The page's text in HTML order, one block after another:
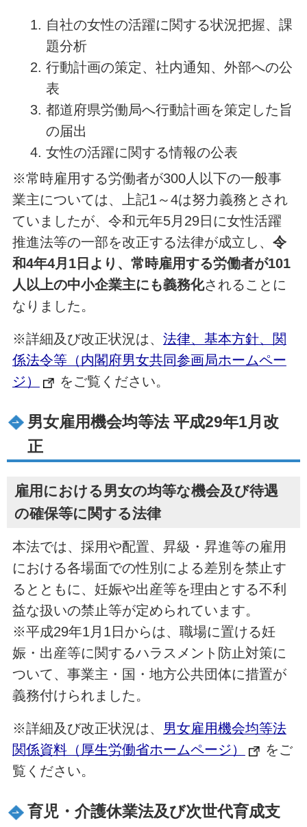
自社の女性の活躍に関する状況把握、課
題分析
行動計画の策定、社内通知、外部への公
表
都道府県労働局へ行動計画を策定した旨
の届出
女性の活躍に関する情報の公表
※常時雇用する労働者が300人以下の一般事
業主については、上記1～4は努力義務とされ
ていましたが、令和元年5月29日に女性活躍
推進法等の一部を改正する法律が成立し、 令
和4年4月1日より、常時雇用する労働者が101
人以上の中小企業主にも義務化されることに
なりました。
※詳細及び改正状況は、 法律、基本方針、関
係法令等（内閣府男女共同参画局ホームペー
ジ）
をご覧ください。
男女雇用機会均等法 平成29年1月改
正
雇用における男女の均等な機会及び待遇
の確保等に関する法律
本法では、採用や配置、昇級・昇進等の雇用
における各場面での性別による差別を禁止す
るとともに、妊娠や出産等を理由とする不利
益な扱いの禁止等が定められています。
※平成29年1月1日からは、職場に置ける妊
娠・出産等に関するハラスメント防止対策に
ついて、事業主・国・地方公共団体に措置が
義務付けられました。
※詳細及び改正状況は、 男女雇用機会均等法
関係資料（厚生労働省ホームページ）
をご
覧ください。
育児・介護休業法及び次世代育成支